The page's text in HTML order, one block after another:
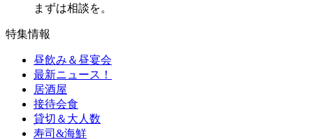
まずは相談を。
特集情報
昼飲み＆昼宴会
最新ニュース！
居酒屋
接待会食
貸切＆大人数
寿司&海鮮